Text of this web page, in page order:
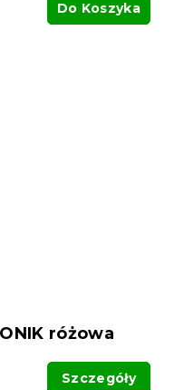
Do Koszyka
różowa
Szczegóły